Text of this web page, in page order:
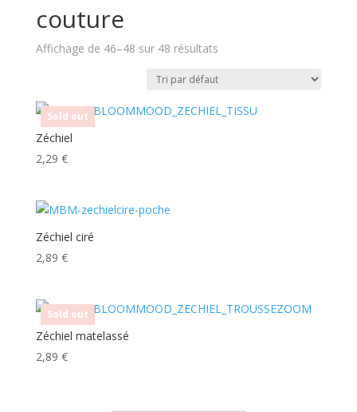
couture
Affichage de 46–48 sur 48 résultats
Sold out
Zéchiel
2,29 €
Zéchiel ciré
2,89 €
Sold out
Zéchiel matelassé
2,89 €